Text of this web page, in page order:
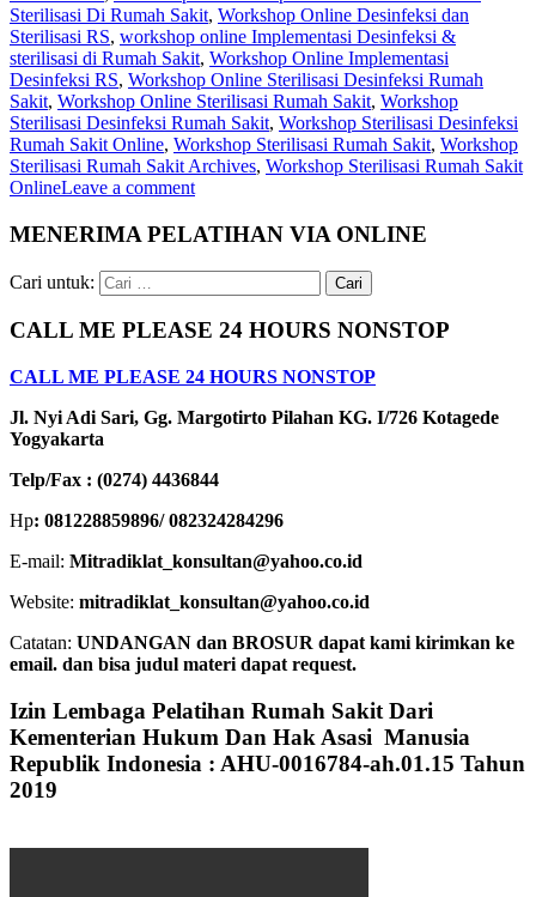
Sterilisasi Di Rumah Sakit, Workshop Online Desinfeksi dan
Sterilisasi RS, workshop online Implementasi Desinfeksi &
sterilisasi di Rumah Sakit, Workshop Online Implementasi
Desinfeksi RS, Workshop Online Sterilisasi Desinfeksi Rumah
Sakit, Workshop Online Sterilisasi Rumah Sakit, Workshop
Sterilisasi Desinfeksi Rumah Sakit, Workshop Sterilisasi Desinfeksi
Rumah Sakit Online, Workshop Sterilisasi Rumah Sakit, Workshop
Sterilisasi Rumah Sakit Archives, Workshop Sterilisasi Rumah Sakit
OnlineLeave a comment
MENERIMA PELATIHAN VIA ONLINE
Cari untuk:
CALL ME PLEASE 24 HOURS NONSTOP
CALL ME PLEASE 24 HOURS NONSTOP
Jl. Nyi Adi Sari, Gg. Margotirto Pilahan KG. I/726 Kotagede
Yogyakarta
Telp/Fax : (0274) 4436844
Hp: 081228859896/ 082324284296
E-mail: Mitradiklat_konsultan@yahoo.co.id
Website: mitradiklat_konsultan@yahoo.co.id
Catatan: UNDANGAN dan BROSUR dapat kami kirimkan ke
email. dan bisa judul materi dapat request.
Izin Lembaga Pelatihan Rumah Sakit Dari
Kementerian Hukum Dan Hak Asasi Manusia
Republik Indonesia : AHU-0016784-ah.01.15 Tahun
2019